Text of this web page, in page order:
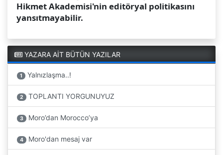
Hikmet Akademisi'nin editöryal politikasını
yansıtmayabilir.
YAZARA AİT BÜTÜN YAZILAR
1 Yalnızlaşma..!
2 TOPLANTI YORGUNUYUZ
3 Moro’dan Morocco’ya
4 Moro'dan mesaj var